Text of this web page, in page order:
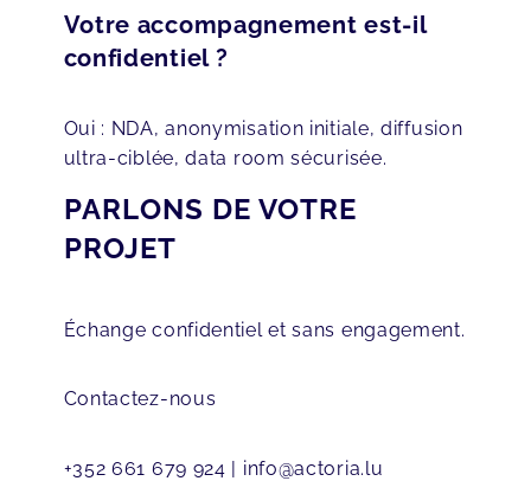
Votre accompagnement est-il
confidentiel ?
Oui : NDA, anonymisation initiale, diffusion
ultra-ciblée, data room sécurisée.
PARLONS DE VOTRE
PROJET
Échange confidentiel et sans engagement.
Contactez-nous
+352 661 679 924 | info@actoria.lu